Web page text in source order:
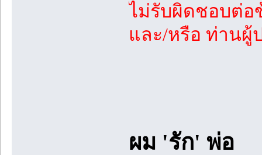
ไม่รับผิดชอบต่
และ/หรือ ท่านผู้
ผม 'รัก' พ่อ